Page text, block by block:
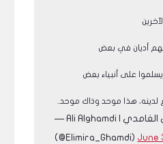
أديان في بعض
على أنبياء بعض
لدينه، هذا موحد وذاك موحد..
— Ali Alghamdi | لي الغامدي
(@Elimira_Ghamdi) June